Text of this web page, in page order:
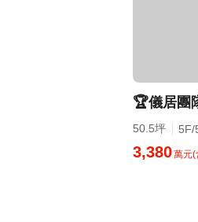
🏆儀居團
50.5坪 5F/
3,380萬元(